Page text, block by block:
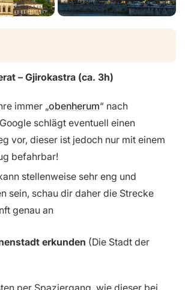
– Gjirokastra (ca. 3h)
immer „obenherum“ nach
schlägt eventuell einen
vor, dieser ist jedoch nur mit einem
befahrbar!
stellenweise sehr eng und
sein, schau dir daher die Strecke
genau an
erkunden (Die Stadt der
per Spaziergang, wie dieser bei